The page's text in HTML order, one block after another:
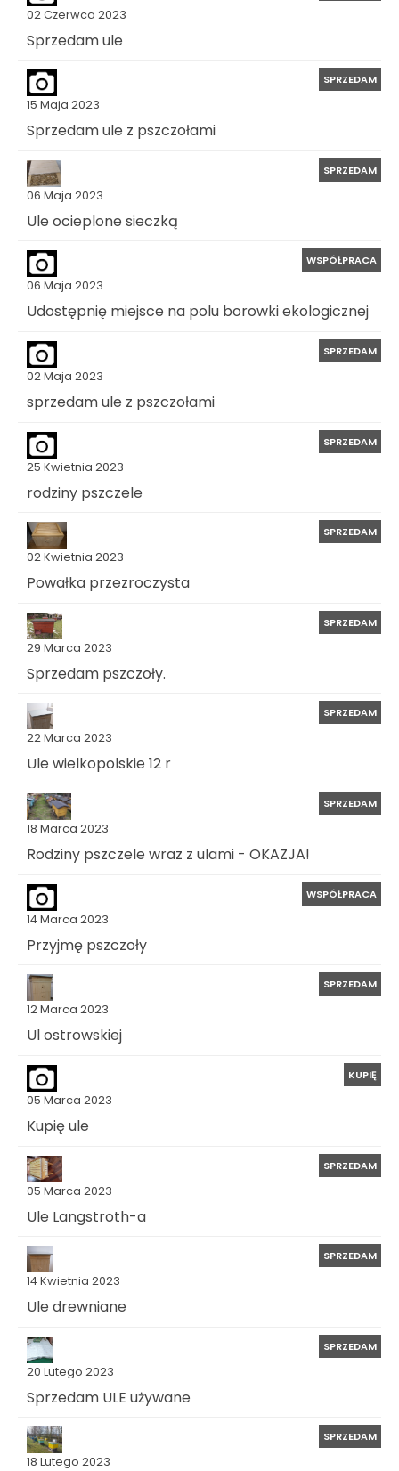
02 Czerwca 2023
Sprzedam ule
15 Maja 2023
SPRZEDAM
Sprzedam ule z pszczołami
06 Maja 2023
SPRZEDAM
Ule ocieplone sieczką
06 Maja 2023
WSPÓŁPRACA
Udostępnię miejsce na polu borowki ekologicznej
02 Maja 2023
SPRZEDAM
sprzedam ule z pszczołami
25 Kwietnia 2023
SPRZEDAM
rodziny pszczele
02 Kwietnia 2023
SPRZEDAM
Powałka przezroczysta
29 Marca 2023
SPRZEDAM
Sprzedam pszczoły.
22 Marca 2023
SPRZEDAM
Ule wielkopolskie 12 r
18 Marca 2023
SPRZEDAM
Rodziny pszczele wraz z ulami - OKAZJA!
14 Marca 2023
WSPÓŁPRACA
Przyjmę pszczoły
12 Marca 2023
SPRZEDAM
Ul ostrowskiej
05 Marca 2023
KUPIĘ
Kupię ule
05 Marca 2023
SPRZEDAM
Ule Langstroth-a
14 Kwietnia 2023
SPRZEDAM
Ule drewniane
20 Lutego 2023
SPRZEDAM
Sprzedam ULE używane
18 Lutego 2023
SPRZEDAM